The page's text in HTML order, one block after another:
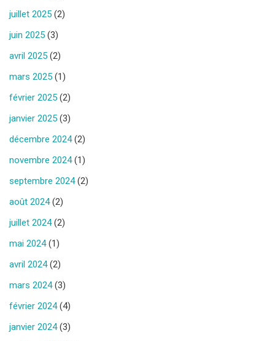
juillet 2025 (2)
juin 2025 (3)
avril 2025 (2)
mars 2025 (1)
février 2025 (2)
janvier 2025 (3)
décembre 2024(2)
novembre 2024(1)
septembre 2024(2)
août 2024(2)
juillet 2024(2)
mai 2024(1)
avril 2024(2)
mars 2024(3)
février 2024(4)
janvier 2024(3)